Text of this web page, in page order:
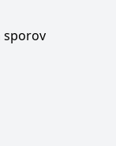
sporov